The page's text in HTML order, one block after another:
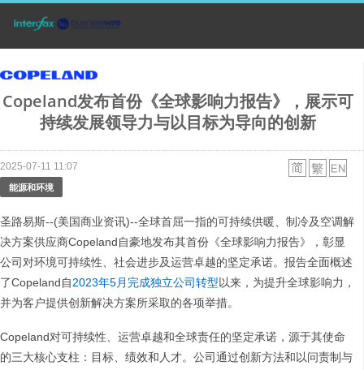
Copeland发布首份《全球影响力报告》，展示可
持续发展领导力与以目标为导向的创新
2025-07-11 11:07
能源和环境
圣路易斯--(美国商业资讯)--全球首屈一指的可持续供暖、制冷及空调解
决方案供应商Copeland自豪地发布其首份《全球影响力报告》，彰显
公司对环境可持续性、社会进步及运营卓越的坚定承诺。报告全面概述
了Copeland自2023年5月完成独立公司转型以来，为提升全球影响力，
并为客户提供创新解决方案所采取的各项举措。
Copeland对可持续性、运营卓越和全球责任的坚定承诺，源于其使命
的三大核心支柱：目标、绩效和人才。公司通过创新方法和以问责制与